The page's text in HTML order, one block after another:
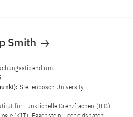
Smith
Stellenbosch University,
für Funktionelle Grenzflächen (IFG),